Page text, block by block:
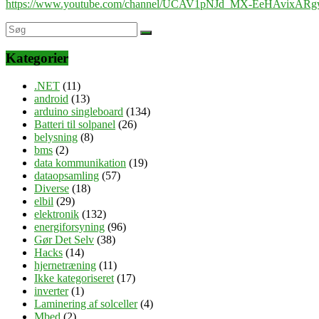
https://www.youtube.com/channel/UCAV1pNJd_MX-
Kategorier
.NET (11)
android (13)
arduino singleboard (134)
Batteri til solpanel (26)
belysning (8)
bms (2)
data kommunikation (19)
dataopsamling (57)
Diverse (18)
elbil (29)
elektronik (132)
energiforsyning (96)
Gør Det Selv (38)
Hacks (14)
hjernetræning (11)
Ikke kategoriseret (17)
inverter(1)
Laminering af solceller(4)
Mbed (2)